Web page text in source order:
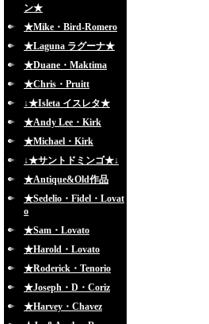
ン★
★Mike・Bird-Romero
★Laguna ラグーナ★
★Duane・Maktima
★Chris・Pruitt
↓★Isleta イスレタ★
★Andy Lee・Kirk
★Michael・Kirk
↓★サントドミンゴ★↓
★Antique&Old作品
★Sedelio・Fidel・Lovat
o
★Sam・Lovato
★Harold・Lovato
★Roderick・Tenorio
★Joseph・D・Coriz
★Harvey・Chavez